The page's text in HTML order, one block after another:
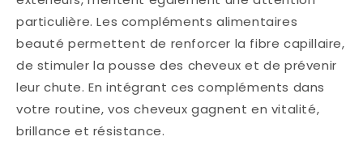
particulière. Les compléments alimentaires
beauté permettent de renforcer la fibre capillaire,
de stimuler la pousse des cheveux et de prévenir
leur chute. En intégrant ces compléments dans
votre routine, vos cheveux gagnent en vitalité,
brillance et résistance.